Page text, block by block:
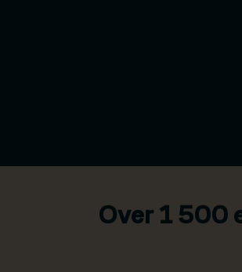
Over 1 500